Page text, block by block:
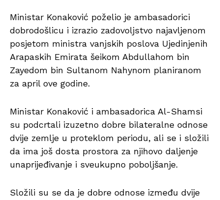
Ministar Konaković poželio je ambasadorici
dobrodošlicu i izrazio zadovoljstvo najavljenom
posjetom ministra vanjskih poslova Ujedinjenih
Arapaskih Emirata šeikom Abdullahom bin
Zayedom bin Sultanom Nahynom planiranom
za april ove godine.
Ministar Konaković i ambasadorica Al-Shamsi
su podcrtali izuzetno dobre bilateralne odnose
dvije zemlje u proteklom periodu, ali se i složili
da ima još dosta prostora za njihovo daljenje
unaprijeđivanje i sveukupno poboljšanje.
Složili su se da je dobre odnose između dvije